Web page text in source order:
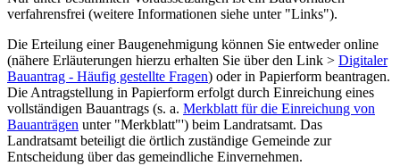
verfahrensfrei (weitere Informationen siehe unter "Links").
Die Erteilung einer Baugenehmigung können Sie entweder online
(nähere Erläuterungen hierzu erhalten Sie über den Link > Digitaler
Bauantrag - Häufig gestellte Fragen) oder in Papierform beantragen.
Die Antragstellung in Papierform erfolgt durch Einreichung eines
vollständigen Bauantrags (s. a. Merkblatt für die Einreichung von
Bauanträgen unter "Merkblatt"') beim Landratsamt. Das
Landratsamt beteiligt die örtlich zuständige Gemeinde zur
Entscheidung über das gemeindliche Einvernehmen.